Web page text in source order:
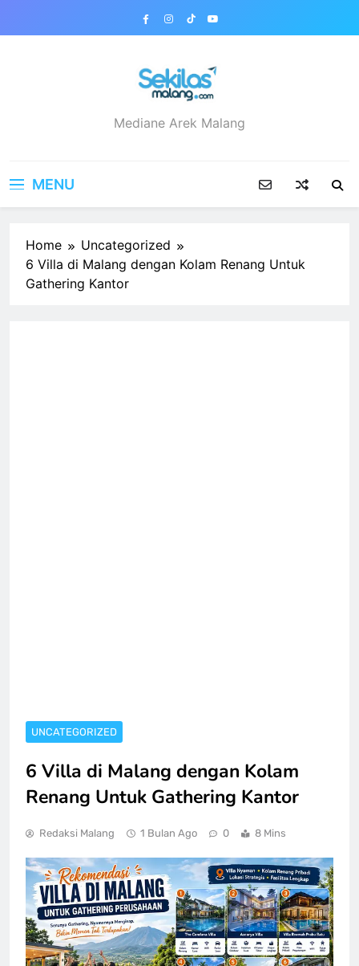
sekilasmalang.com
Mediane Arek Malang
MENU
Home
Uncategorized
6 Villa di Malang dengan Kolam Renang Untuk
Gathering Kantor
UNCATEGORIZED
6 Villa di Malang dengan Kolam
Renang Untuk Gathering Kantor
Redaksi Malang 1 Bulan Ago 0 8 Mins